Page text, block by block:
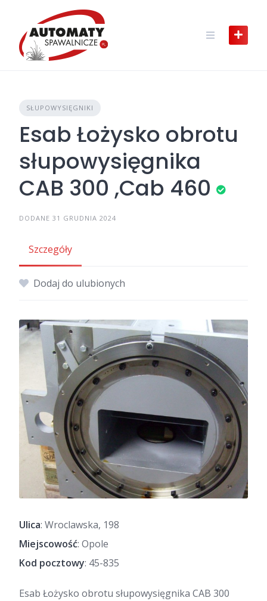
content
SŁUPOWYSIĘGNIKI
Esab Łożysko obrotu
słupowysięgnika
CAB 300 ,Cab 460
DODANE 31 GRUDNIA 2024
Szczegóły
Dodaj do ulubionych
Ulica: Wroclawska, 198
Miejscowość: Opole
Kod pocztowy: 45-835
Esab Łożysko obrotu słupowysięgnika CAB 300